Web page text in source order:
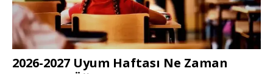
2026-2027 Uyum Haftası Ne Zaman